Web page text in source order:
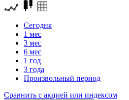
Сегодня
1 мес
3 мес
6 мес
1 год
3 года
Произвольный период
Сравнить с акцией или индексом